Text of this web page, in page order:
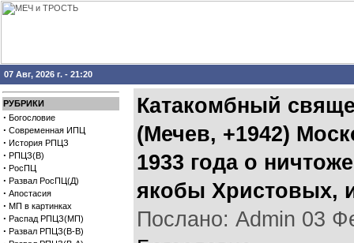
07 Авг, 2026 г. - 21:20
РУБРИКИ
· Богословие
· Современная ИПЦ
· История РПЦЗ
· РПЦЗ(В)
· РосПЦ
· Развал РосПЦ(Д)
· Апостасия
· МП в картинках
· Распад РПЦЗ(МП)
· Развал РПЦЗ(В-В)
Катакомбный
(Мечев, +1942)
1933 года о
якобы Христовых,
Послано: Admin 03